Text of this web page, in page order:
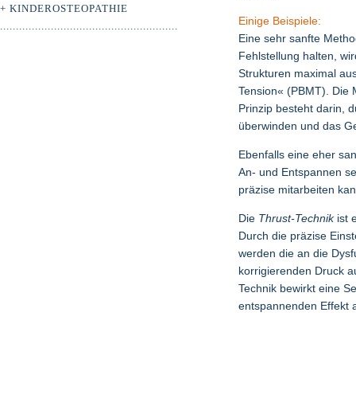
+ KINDEROSTEOPATHIE
........................................................
Einige Beispiele:
Eine sehr sanfte
Fehlstellung halten,
Strukturen maximal
Tension« (PBMT). Die
Prinzip besteht darin,
überwinden und das
Ebenfalls eine eher
An- und Entspannen
präzise mitarbeiten
Die Thrust-Technikist
Durch die präzise
werden die an die
korrigierenden Druck
Technik bewirkt eine
entspannenden Effekt